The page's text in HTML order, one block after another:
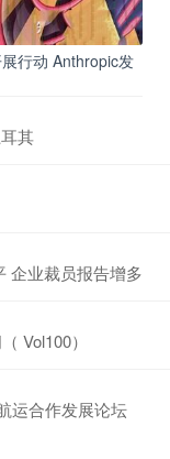
行动 Anthropic发
其
企业裁员报告增多
Vol100）
运合作发展论坛